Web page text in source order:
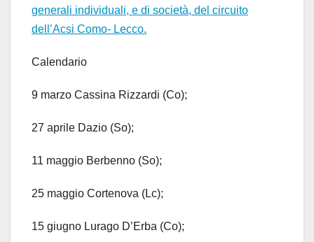
generali individuali, e di società, del circuito
dell’Acsi Como- Lecco.
Calendario
9 marzo Cassina Rizzardi (Co);
27 aprile Dazio (So);
11 maggio Berbenno (So);
25 maggio Cortenova (Lc);
15 giugno Lurago D’Erba (Co);